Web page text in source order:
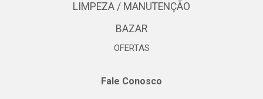
LIMPEZA / MANUTENÇÃO
BAZAR
OFERTAS
Fale Conosco